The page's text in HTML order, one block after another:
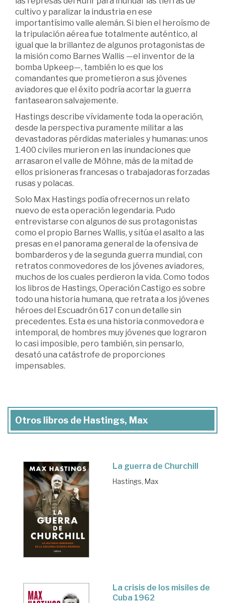
cultivo y paralizar la industria en ese
importantísimo valle alemán. Si bien el heroísmo de
la tripulación aérea fue totalmente auténtico, al
igual que la brillantez de algunos protagonistas de
la misión como Barnes Wallis —el inventor de la
bomba Upkeep—, también lo es que los
comandantes que prometieron a sus jóvenes
aviadores que el éxito podría acortar la guerra
fantasearon salvajemente.
Hastings describe vívidamente toda la operación,
desde la perspectiva puramente militar a las
devastadoras pérdidas materiales y humanas: unos
1.400 civiles murieron en las inundaciones que
arrasaron el valle de Möhne, más de la mitad de
ellos prisioneras francesas o trabajadoras forzadas
rusas y polacas.
Solo Max Hastings podía ofrecernos un relato
nuevo de esta operación legendaria. Pudo
entrevistarse con algunos de sus protagonistas
como el propio Barnes Wallis, y sitúa el asalto a las
presas en el panorama general de la ofensiva de
bombarderos y de la segunda guerra mundial, con
retratos conmovedores de los jóvenes aviadores,
muchos de los cuales perdieron la vida. Como todos
los libros de Hastings, Operación Castigo es sobre
todo una historia humana, que retrata a los jóvenes
héroes del Escuadrón 617 con un detalle sin
precedentes. Esta es una historia conmovedora e
intemporal, de hombres muy jóvenes que lograron
lo casi imposible, pero también, sin pensarlo,
desató una catástrofe de proporciones
impensables.
Otros libros de Hastings, Max
La guerra de Churchill
Hastings, Max
La crisis de los misiles de
Cuba 1962